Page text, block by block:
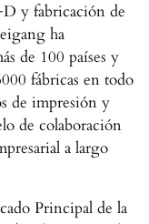
y fabricación de
ha
de 100 países y
fábricas en todo
de impresión y
de colaboración
a largo
Principal de la